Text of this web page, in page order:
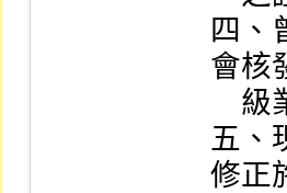
四、
會核
五、
修正